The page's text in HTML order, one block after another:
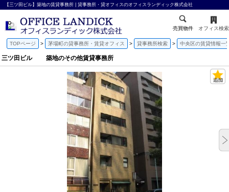
【三ツ田ビル】築地の賃貸事務所 | 貸事務所・貸オフィスのオフィスランディック株式会社
売買物件 オフィス検索
TOPページ 茅場町の貸事務所・賃貸オフィス 貸事務所検索 中央区の賃貸情報一
三ツ田ビル 築地のその他賃貸事務所